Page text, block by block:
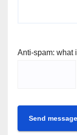
Anti-spam: what
Send message